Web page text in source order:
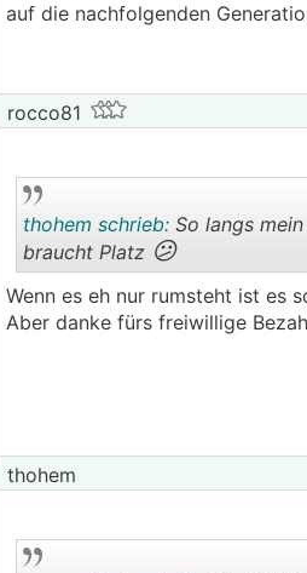
auf die nachfolgenden
rocco81
thohem schrieb:So langs
braucht Platz 😕
Wenn es eh nur rumsteht ist es
Aber danke fürs freiwillige
thohem